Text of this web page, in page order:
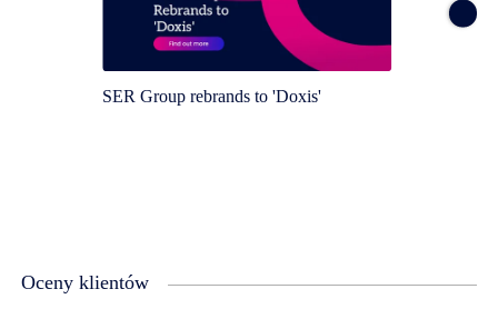
SER Group rebrands to 'Doxis'
Oceny klientów